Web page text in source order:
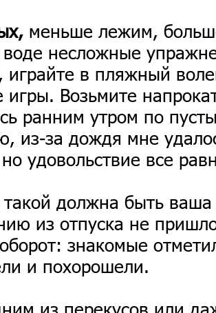
меньше лежим,
несложные
играйте в пляжный
игры. Возьмите
ранним утром по
из-за дождя мне
удовольствие все
должна быть
из отпуска не
знакомые
и похорошели.